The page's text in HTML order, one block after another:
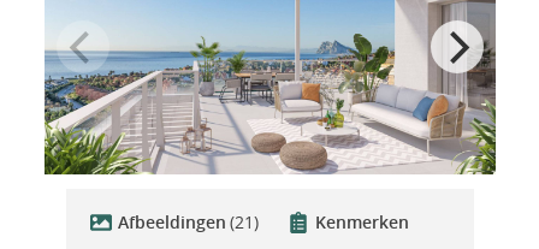
Afbeeldingen (21)
Kenmerken